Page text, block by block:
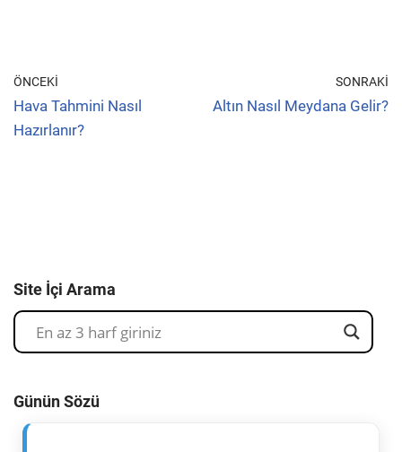
ÖNCEKI
Hava Tahmini Nasıl
Hazırlanır?
SONRAKI
Altın Nasıl Meydana Gelir?
Site İçi Arama
Günün Sözü